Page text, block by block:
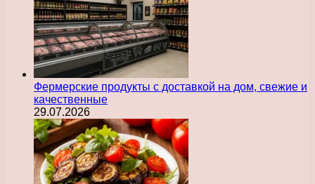
Фермерские продукты с доставкой на дом, свежие и
качественные
29.07.2026